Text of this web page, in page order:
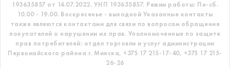
193635857 от 14.07.2022. УНП 193635857. Режим работы: Пн-сб.
10.00 - 19.00. Воскресенье - выходной Указанные контакты
также являются контактами для связи по вопросам обращения
покупателей о нарушении их прав. Уполномоченные по защите
прав потребителей: отдел торговли и услуг администрации
Первомайского района г. Минска, +375 17 215-17-40, +375 17 215-
26-26